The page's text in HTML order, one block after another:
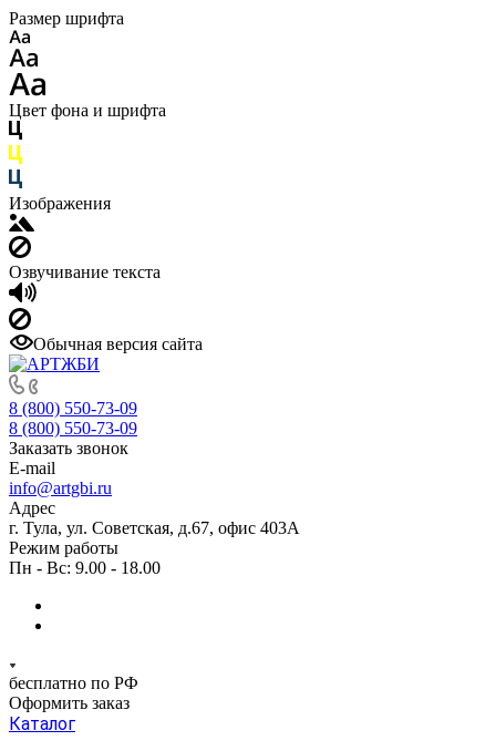
Размер шрифта
Цвет фона и шрифта
Изображения
Озвучивание текста
Обычная версия сайта
8 (800) 550-73-09
8 (800) 550-73-09
Заказать звонок
E-mail
info@artgbi.ru
Адрес
г. Тула, ул. Советская, д.67, офис 403А
Режим работы
Пн - Вс: 9.00 - 18.00
бесплатно по РФ
Оформить заказ
Каталог